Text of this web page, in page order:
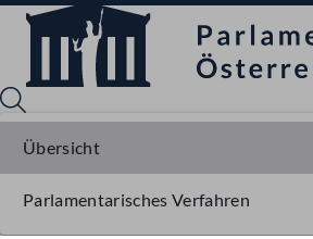
Übersicht
Parlamentarisches Verfahren